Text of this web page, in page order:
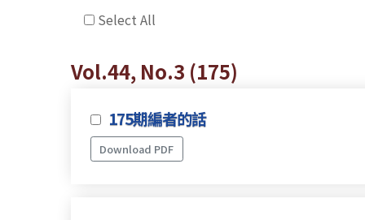
Select All
Vol.44, No.3 (175)
175期編者的話
Download PDF